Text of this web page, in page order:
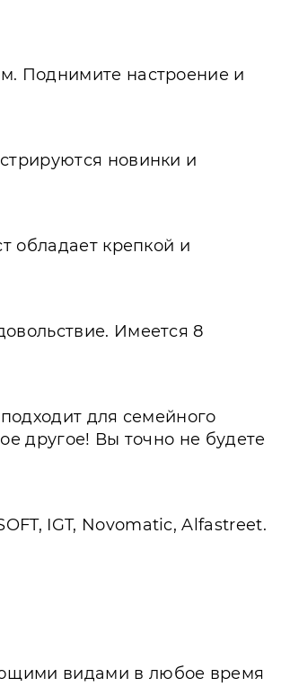
Поднимите настроение и
новинки и
обладает крепкой и
Имеется 8
для семейного
другое! Вы точно не будете
IGT, Novomatic, Alfastreet.
видами в любое время